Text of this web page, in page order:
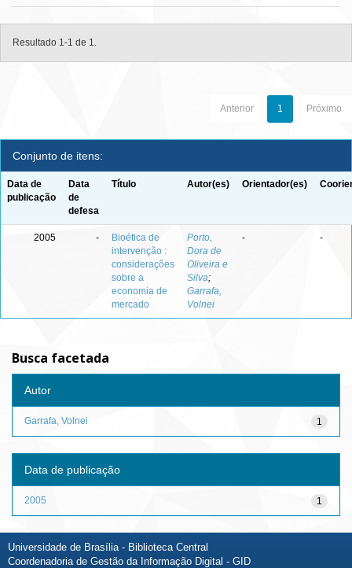
Resultado 1-1 de 1.
Anterior 1 Próximo
Conjunto de itens:
Data de
publicação
Data
de
defesa
Título Autor(es) Orientador(es)
2005 -
Bioética de
intervenção :
considerações
sobre a
economia de
mercado
Porto,
Dora de
Oliveira e
Silva;
Garrafa,
Volnei
- -
Busca facetada
Autor
1
Garrafa, Volnei
Data de publicação
1
2005
Universidade de Brasília - Biblioteca Central
Coordenadoria de Gestão da Informação Digital - GID